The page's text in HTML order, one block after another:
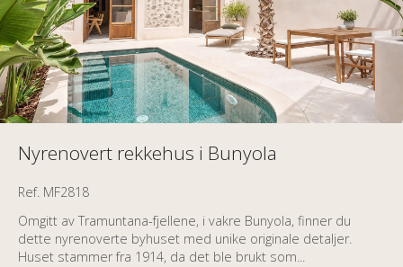
Nyrenovert rekkehus i Bunyola
Ref. MF2818
Omgitt av Tramuntana-fjellene, i vakre Bunyola, finner du
dette nyrenoverte byhuset med unike originale detaljer.
Huset stammer fra 1914, da det ble brukt som...